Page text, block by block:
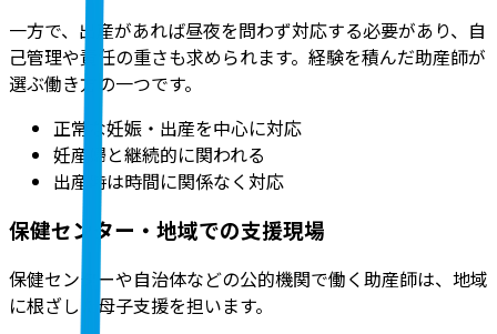
一方で、 出産があれば昼夜を問わず対応する必要があり、自
己管理や責任の重さも求められます。 経験を積んだ助産師が
選ぶ働き方の一つです。
正常な妊娠・出産を中心に対応
妊産婦と継続的に関われる
出産時は時間に関係なく対応
保健センター・地域での支援現場
保健センターや自治体などの公的機関で働く助産師は、地域
に根ざした母子支援を担います。